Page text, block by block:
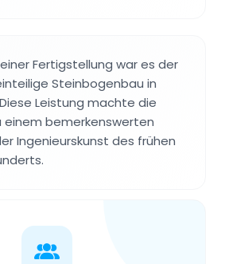
Fertigstellung war es der
Steinbogenbau in
Leistung machte die
einem bemerkenswerten
Ingenieurskunst des frühen